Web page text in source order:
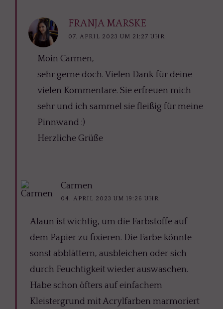
FRANJA MARSKE
07. APRIL 2023 UM 21:27 UHR
Moin Carmen,
sehr gerne doch. Vielen Dank für deine
vielen Kommentare. Sie erfreuen mich
sehr und ich sammel sie fleißig für meine
Pinnwand :)
Herzliche Grüße
Carmen
04. APRIL 2023 UM 19:26 UHR
Alaun ist wichtig, um die Farbstoffe auf
dem Papier zu fixieren. Die Farbe könnte
sonst abblättern, ausbleichen oder sich
durch Feuchtigkeit wieder auswaschen.
Habe schon öfters auf einfachem
Kleistergrund mit Acrylfarben marmoriert